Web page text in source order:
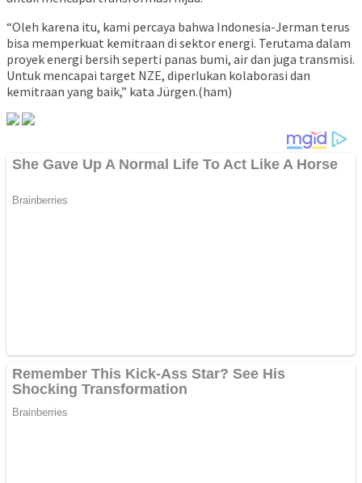
“Oleh karena itu, kami percaya bahwa Indonesia-Jerman terus
bisa memperkuat kemitraan di sektor energi. Terutama dalam
proyek energi bersih seperti panas bumi, air dan juga transmisi.
Untuk mencapai target NZE, diperlukan kolaborasi dan
kemitraan yang baik,” kata Jürgen.(ham)